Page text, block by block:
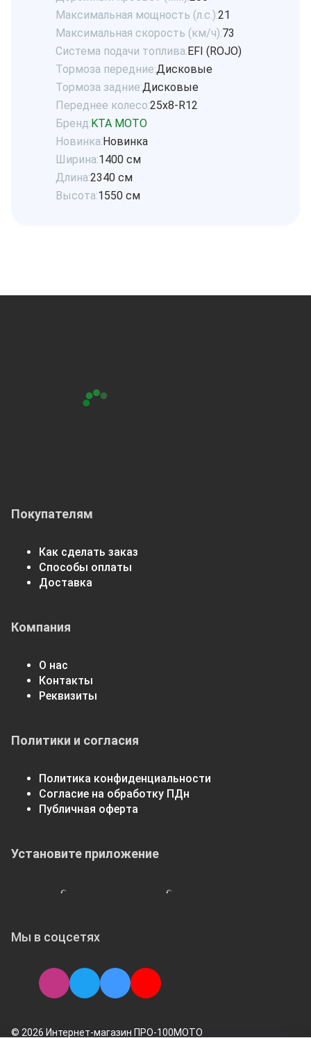
Максимальная мощность (л.с.):21
Максимальная скорость (км/ч):73
Система подачи топлива:EFI (ROJO)
Тормоза передние:Дисковые
Тормоза задние:Дисковые
Переднее колесо:25x8-R12
Бренд:KTA MOTO
Новинка:Новинка
Ширина:1400 см
Длина:2340 см
Высота:1550 см
Покупателям
Как сделать заказ
Способы оплаты
Доставка
Компания
О нас
Контакты
Реквизиты
Политики и согласия
Политика конфиденциальности
Согласие на обработку ПДн
Публичная оферта
Мы в соцсетях
Установите приложение
© 2026 Интернет-магазин ПРО-100МОТО